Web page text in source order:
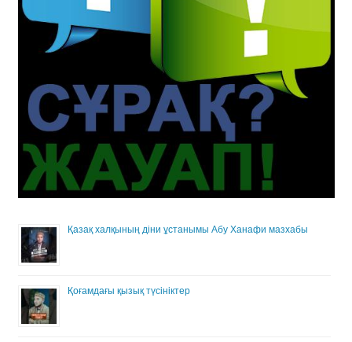
Қазақ халқының діни ұстанымы Абу Ханафи мазхабы
Қоғамдағы қызық түсініктер